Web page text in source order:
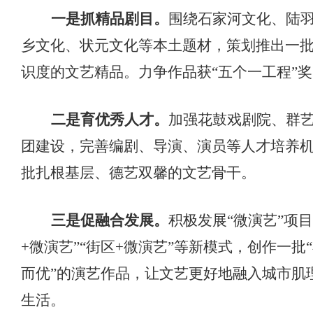
一是抓精品剧目。
围绕石家河文化、陆
乡文化、状元文化等本土题材，策划推出一
识度的文艺精品。力争作品获“五个一工程”
二是育优秀人才。 加强花鼓戏剧院、群
团建设，完善编剧、导演、演员等人才培养
批扎根基层、德艺双馨的文艺骨干。
三是促融合发展。 积极发展“微演艺”项
+微演艺”“街区+微演艺”等新模式，创作一批
而优”的演艺作品，让文艺更好地融入城市肌
生活。